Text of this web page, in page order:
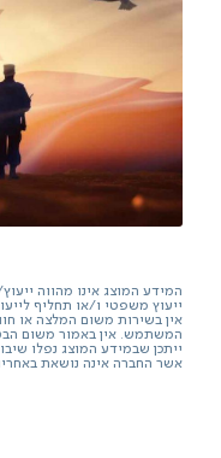
המידע המוצג אינו מהווה
ייעוץ משפטי ו/או תחליף
אין בשירות משום המלצה או
המשתמש. אין באמור משום
ייתכן שבמידע המוצג נפלו
אשר החברה אינה נושאת